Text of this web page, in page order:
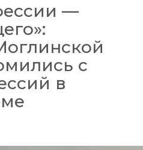
—
с
в